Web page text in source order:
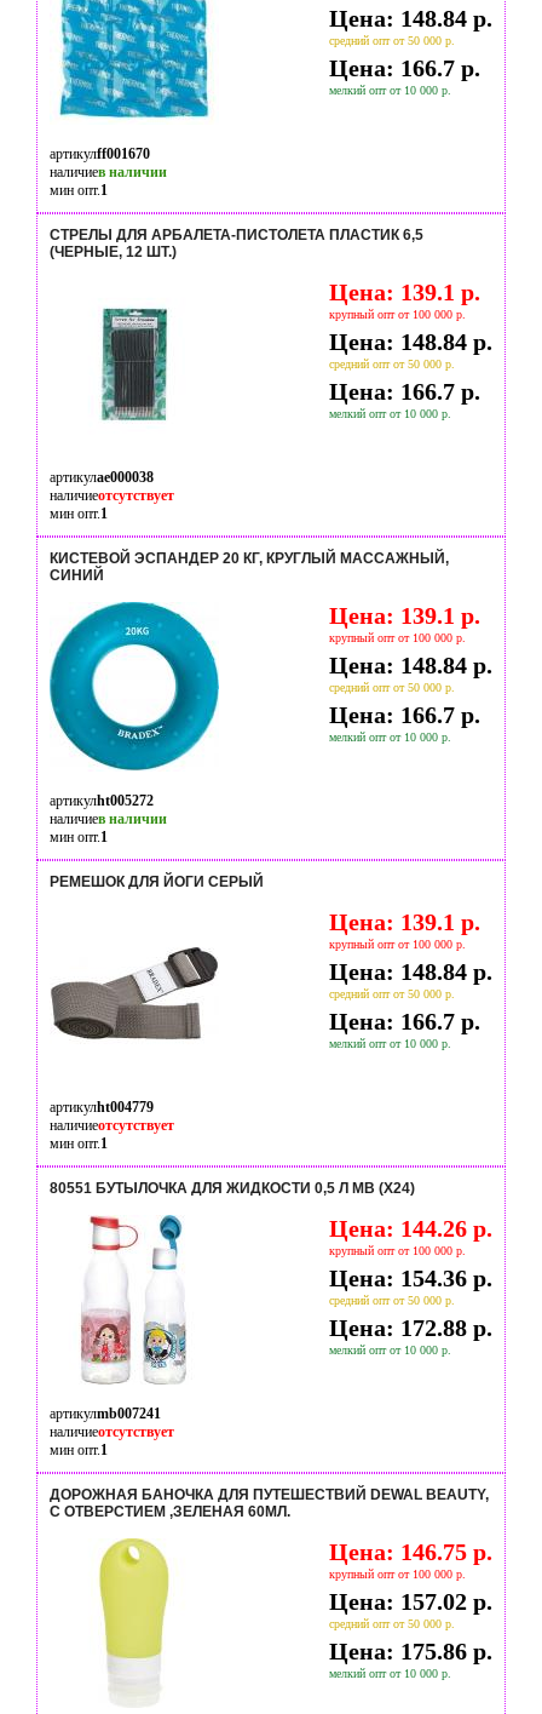
Цена: 148.84 р.
средний опт от 50 000 р.
Цена: 166.7 р.
мелкий опт от 10 000 р.
артикулff001670
наличиев наличии
мин опт.1
СТРЕЛЫ ДЛЯ АРБАЛЕТА-ПИСТОЛЕТА ПЛАСТИК 6,5
(ЧЕРНЫЕ, 12 ШТ.)
Цена: 139.1 р.
крупный опт от 100 000 р.
Цена: 148.84 р.
средний опт от 50 000 р.
Цена: 166.7 р.
мелкий опт от 10 000 р.
артикулae000038
наличиеотсутствует
мин опт.1
КИСТЕВОЙ ЭСПАНДЕР 20 КГ, КРУГЛЫЙ МАССАЖНЫЙ,
СИНИЙ
Цена: 139.1 р.
крупный опт от 100 000 р.
Цена: 148.84 р.
средний опт от 50 000 р.
Цена: 166.7 р.
мелкий опт от 10 000 р.
артикулht005272
наличиев наличии
мин опт.1
РЕМЕШОК ДЛЯ ЙОГИ СЕРЫЙ
Цена: 139.1 р.
крупный опт от 100 000 р.
Цена: 148.84 р.
средний опт от 50 000 р.
Цена: 166.7 р.
мелкий опт от 10 000 р.
артикулht004779
наличиеотсутствует
мин опт.1
80551 БУТЫЛОЧКА ДЛЯ ЖИДКОСТИ 0,5 Л MB (Х24)
Цена: 144.26 р.
крупный опт от 100 000 р.
Цена: 154.36 р.
средний опт от 50 000 р.
Цена: 172.88 р.
мелкий опт от 10 000 р.
артикулmb007241
наличиеотсутствует
мин опт.1
ДОРОЖНАЯ БАНОЧКА ДЛЯ ПУТЕШЕСТВИЙ DEWAL BEAUTY,
С ОТВЕРСТИЕМ ,ЗЕЛЕНАЯ 60МЛ.
Цена: 146.75 р.
крупный опт от 100 000 р.
Цена: 157.02 р.
средний опт от 50 000 р.
Цена: 175.86 р.
мелкий опт от 10 000 р.